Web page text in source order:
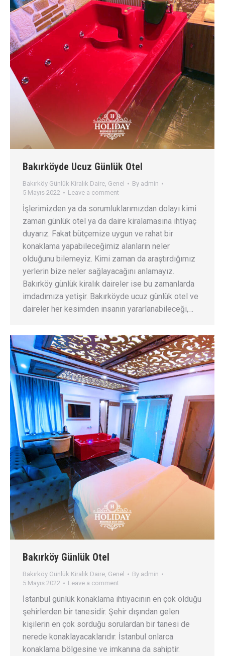
Bakırköyde Ucuz Günlük Otel
Bakırköy Günlük Kiralık Daire, Genel By admin
5 Mayıs 2022
Leave a comment
İşlerimizden ya da sorumluklarımızdan dolayı kimi
zaman günlük otel ya da daire kiralamasına ihtiyaç
duyarız. Fakat bütçemize uygun ve rahat bir
konaklama yapabileceğimiz alanların neler
olduğunu bilemeyiz. Kimi zaman da araştırdığımız
yerlerin bize neler sağlayacağını anlamayız.
Bakırköy günlük kiralık daireler ise bu zamanlarda
imdadımıza yetişir. Bakırköyde ucuz günlük otel ve
daireler her kesimden insanın yararlanabileceği,…
Bakırköy Günlük Otel
Bakırköy Günlük Kiralık Daire, Genel By admin
5 Mayıs 2022
Leave a comment
İstanbul günlük konaklama ihtiyacının en çok olduğu
şehirlerden bir tanesidir. Şehir dışından gelen
kişilerin en çok sorduğu sorulardan bir tanesi de
nerede konaklayacaklarıdır. İstanbul onlarca
konaklama bölgesine ve imkanına da sahiptir.